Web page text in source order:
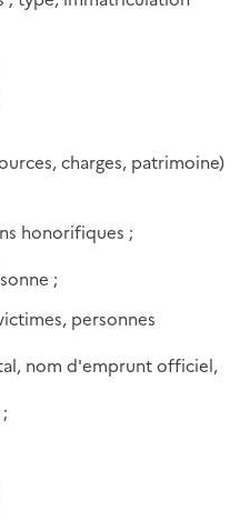
charges, patrimoine)
honorifiques ;
;
personnes
nom d'emprunt officiel,